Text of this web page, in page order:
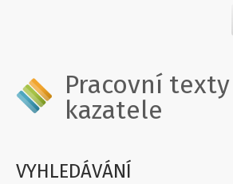
Pracovní
kazatele
VYHLEDÁVÁNÍ